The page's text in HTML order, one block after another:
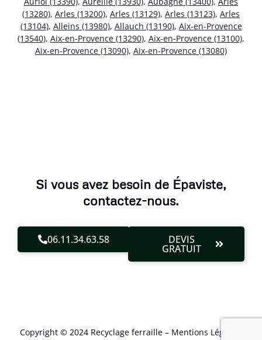
(13280), Arles (13200), Arles (13129), Arles (13123), Arles
(13104), Alleins (13980), Allauch (13190), Aix-en-Provence
(13540), Aix-en-Provence (13290), Aix-en-Provence (13100),
Aix-en-Provence (13090), Aix-en-Provence (13080)
Si vous avez besoin de Épaviste,
contactez-nous.
06.11.34.63.58 DEVIS
GRATUIT
Copyright © 2024 Recyclage ferraille – Mentions Légales